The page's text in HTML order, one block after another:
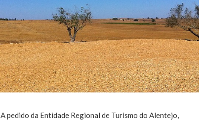
A pedido da Entidade Regional de Turismo do Alentejo,